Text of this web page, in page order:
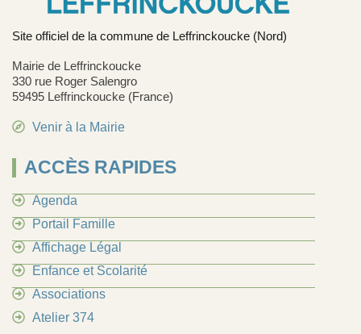
Site officiel de la commune de Leffrinckoucke (Nord)
Mairie de Leffrinckoucke
330 rue Roger Salengro
59495 Leffrinckoucke (France)
Venir à la Mairie
ACCÈS RAPIDES
Agenda
Portail Famille
Affichage Légal
Enfance et Scolarité
Associations
Atelier 374